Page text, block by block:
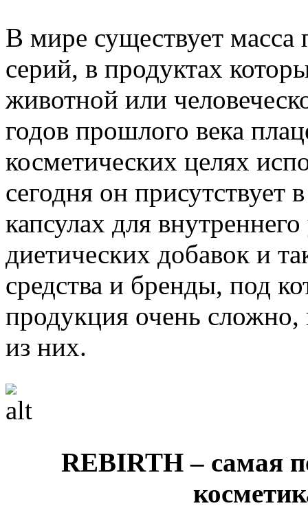
В мире существует
серий, в продуктах
животной или
годов прошлого века
косметических целях
сегодня он присутствует
капсулах для
диетических добавок и
средства и бренды, под
продукция очень
из них.
REBIRTH – самая